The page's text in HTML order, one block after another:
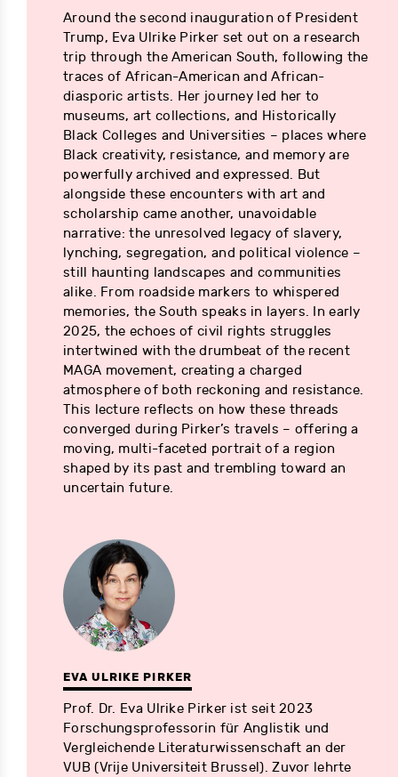
Around the second inauguration of President
Trump, Eva Ulrike Pirker set out on a research
trip through the American South, following the
traces of African-American and African-
diasporic artists. Her journey led her to
museums, art collections, and Historically
Black Colleges and Universities – places where
Black creativity, resistance, and memory are
powerfully archived and expressed. But
alongside these encounters with art and
scholarship came another, unavoidable
narrative: the unresolved legacy of slavery,
lynching, segregation, and political violence –
still haunting landscapes and communities
alike. From roadside markers to whispered
memories, the South speaks in layers. In early
2025, the echoes of civil rights struggles
intertwined with the drumbeat of the recent
MAGA movement, creating a charged
atmosphere of both reckoning and resistance.
This lecture reflects on how these threads
converged during Pirker’s travels – offering a
moving, multi-faceted portrait of a region
shaped by its past and trembling toward an
uncertain future.
EVA ULRIKE PIRKER
Prof. Dr. Eva Ulrike Pirker ist seit 2023
Forschungsprofessorin für Anglistik und
Vergleichende Literaturwissenschaft an der
VUB (Vrije Universiteit Brussel). Zuvor lehrte